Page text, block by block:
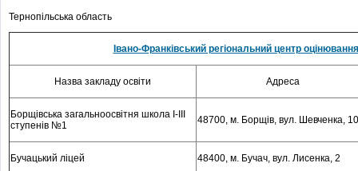
Тернопільська область
Івано-Франківський регіональний центр оцінювання
Назва закладу освіти Адреса
Борщівська загальноосвітня школа І-ІІІ
ступенів №1
48700, м. Борщів, вул. Шевченка, 10
Бучацький ліцей 48400, м. Бучач, вул. Лисенка, 2